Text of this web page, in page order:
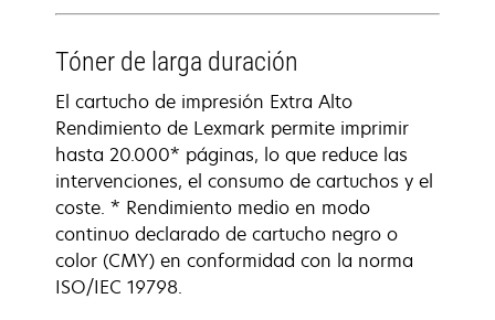
Tóner de larga duración
El cartucho de impresión Extra Alto
Rendimiento de Lexmark permite imprimir
hasta 20.000* páginas, lo que reduce las
intervenciones, el consumo de cartuchos y el
coste. * Rendimiento medio en modo
continuo declarado de cartucho negro o
color (CMY) en conformidad con la norma
ISO/IEC 19798.